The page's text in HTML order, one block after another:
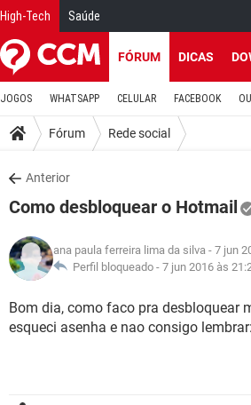
High-Tech Saúde
FÓRUM DICAS
JOGOS WHATSAPP CELULAR FACEBOOK
Fórum Rede social
Anterior
Como desbloquear o Hotmail
ana paula ferreira lima da silva - 7 jun
Perfil bloqueado - 7 jun 2016 às
Bom dia, como faco pra desbloquear
esqueci asenha e nao consigo